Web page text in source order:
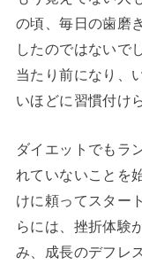
の頃、毎日の歯磨
したのではないで
当たり前になり、
いほどに習慣付け
ダイエットでもラ
れていないことを
けに頼ってスター
らには、挫折体験
み、成長のデフレ